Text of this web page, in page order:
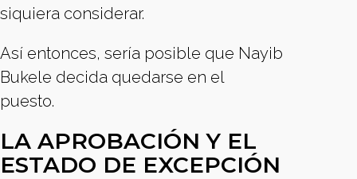
siquiera considerar.
Así entonces, sería posible que Nayib
Bukele decida quedarse en el
puesto.
LA APROBACIÓN Y EL
ESTADO DE EXCEPCIÓN